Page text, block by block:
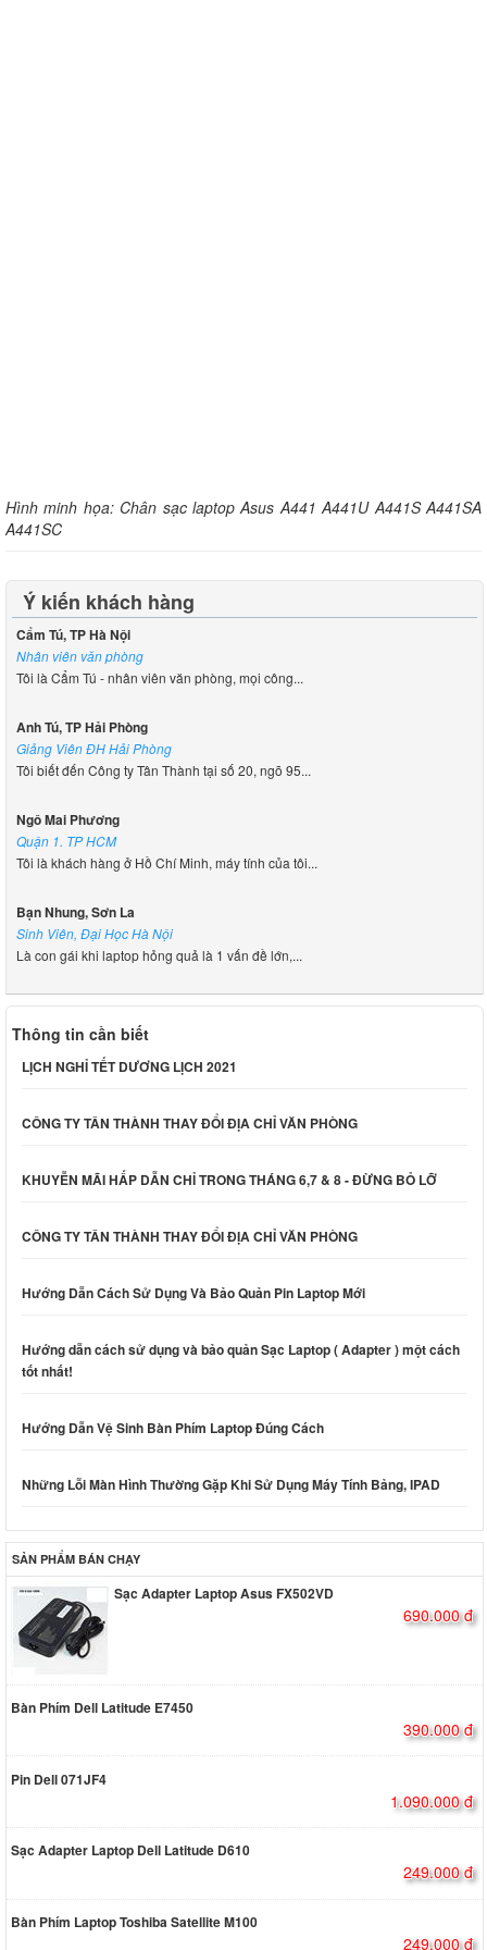
Hình minh họa: Chân sạc laptop Asus A441 A441U A441S A441SA
A441SC
Ý kiến khách hàng
Cẩm Tú, TP Hà Nội
Nhân viên văn phòng
Tôi là Cẩm Tú - nhân viên văn phòng, mọi công...
Anh Tú, TP Hải Phòng
Giảng Viên ĐH Hải Phòng
Tôi biết đến Công ty Tân Thành tại số 20, ngõ 95...
Ngô Mai Phương
Quận 1. TP HCM
Tôi là khách hàng ở Hồ Chí Minh, máy tính của tôi...
Bạn Nhung, Sơn La
Sinh Viên, Đại Học Hà Nội
Là con gái khi laptop hỏng quả là 1 vấn đề lớn,...
Thông tin cần biết
LỊCH NGHỈ TẾT DƯƠNG LỊCH 2021
CÔNG TY TÂN THÀNH THAY ĐỔI ĐỊA CHỈ VĂN PHÒNG
KHUYỄN MÃI HẤP DẪN CHỈ TRONG THÁNG 6,7 & 8 - ĐỪNG BỎ LỠ
CÔNG TY TÂN THÀNH THAY ĐỔI ĐỊA CHỈ VĂN PHÒNG
Hướng Dẫn Cách Sử Dụng Và Bảo Quản Pin Laptop Mới
Hướng dẫn cách sử dụng và bảo quản Sạc Laptop ( Adapter ) một cách
tốt nhất!
Hướng Dẫn Vệ Sinh Bàn Phím Laptop Đúng Cách
Những Lỗi Màn Hình Thường Gặp Khi Sử Dụng Máy Tính Bảng, IPAD
SẢN PHẨM BÁN CHẠY
Sạc Adapter Laptop Asus FX502VD
690.000 đ
Bàn Phím Dell Latitude E7450
390.000 đ
Pin Dell 071JF4
1.090.000 đ
Sạc Adapter Laptop Dell Latitude D610
249.000 đ
Bàn Phím Laptop Toshiba Satellite M100
249.000 đ